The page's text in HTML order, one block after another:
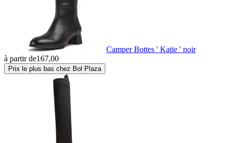
Camper Bottes ' Katie ' noir
à partir de167,00
Prix le plus bas chez Bol Plaza